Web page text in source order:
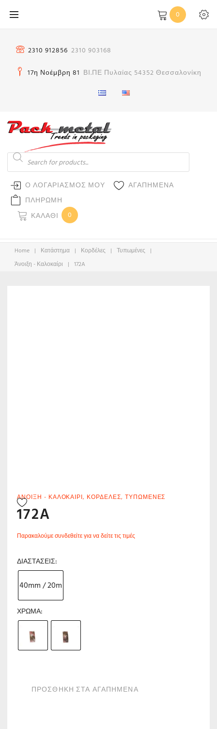
στο
0
2310 912856 2310 903168
17η Νοέμβρη 81 ΒΙ.ΠΕ Πυλαίας 54352 Θεσσαλονίκη
Products
search
Ο ΛΟΓΑΡΙΑΣΜΟΣ ΜΟΥ
ΑΓΑΠΗΜΕΝΑ
ΠΛΗΡΩΜΗ
ΚΑΛΆΘΙ
0
Home | Κατάστημα | Κορδέλες | Τυπωμένες |
Άνοιξη - Καλοκαίρι
| 172A
ΆΝΟΙΞΗ - ΚΑΛΟΚΑΊΡΙ, ΚΟΡΔΈΛΕΣ, ΤΥΠΩΜΈΝΕΣ
172A
Παρακαλούμε συνδεθείτε για να δείτε τις τιμές
ΔΙΑΣΤΆΣΕΙΣ
40mm / 20m
ΧΡΏΜΑ
ΠΡΟΣΘΗΚΗ ΣΤΑ ΑΓΑΠΗΜΕΝΑ